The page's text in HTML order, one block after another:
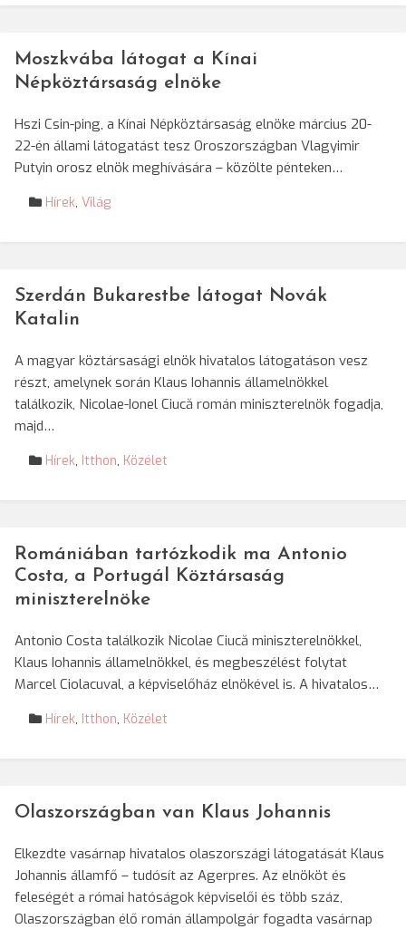
Moszkvába látogat a Kínai
Népköztársaság elnöke
Hszi Csin-ping, a Kínai Népköztársaság elnöke március 20-
22-én állami látogatást tesz Oroszországban Vlagyimir
Putyin orosz elnök meghívására – közölte pénteken…
Hírek, Világ
Szerdán Bukarestbe látogat Novák
Katalin
A magyar köztársasági elnök hivatalos látogatáson vesz
részt, amelynek során Klaus Iohannis államelnökkel
találkozik, Nicolae-Ionel Ciucă román miniszterelnök fogadja,
majd…
Hírek, Itthon, Közélet
Romániában tartózkodik ma Antonio
Costa, a Portugál Köztársaság
miniszterelnöke
Antonio Costa találkozik Nicolae Ciucă miniszterelnökkel,
Klaus Iohannis államelnökkel, és megbeszélést folytat
Marcel Ciolacuval, a képviselőház elnökével is. A hivatalos…
Hírek, Itthon, Közélet
Olaszországban van Klaus Johannis
Elkezdte vasárnap hivatalos olaszországi látogatását Klaus
Johannis államfő – tudósít az Agerpres. Az elnököt és
feleségét a római hatóságok képviselői és több száz,
Olaszországban élő román állampolgár fogadta vasárnap